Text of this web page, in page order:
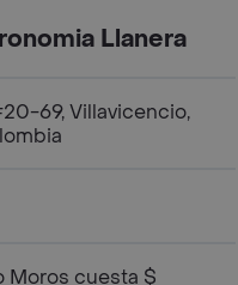
Llanera
69, Villavicencio,
Moros cuesta $